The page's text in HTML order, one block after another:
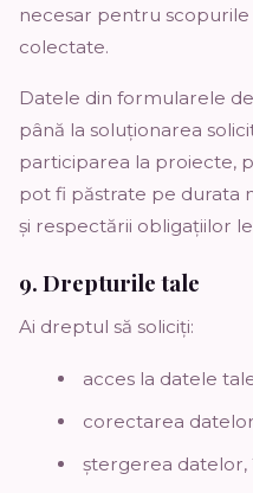
necesar pentru
colectate.
Datele din formularele
până la soluționarea
participarea la proiecte,
pot fi păstrate pe durata
și respectării obligațiilor
9. Drepturile tale
Ai dreptul să soliciți:
acces la datele
corectarea
ștergerea datelor,